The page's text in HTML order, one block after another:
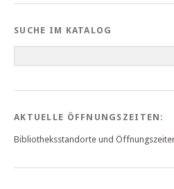
SUCHE IM KATALOG
AKTUELLE ÖFFNUNGSZEITEN:
Bibliotheksstandorte und